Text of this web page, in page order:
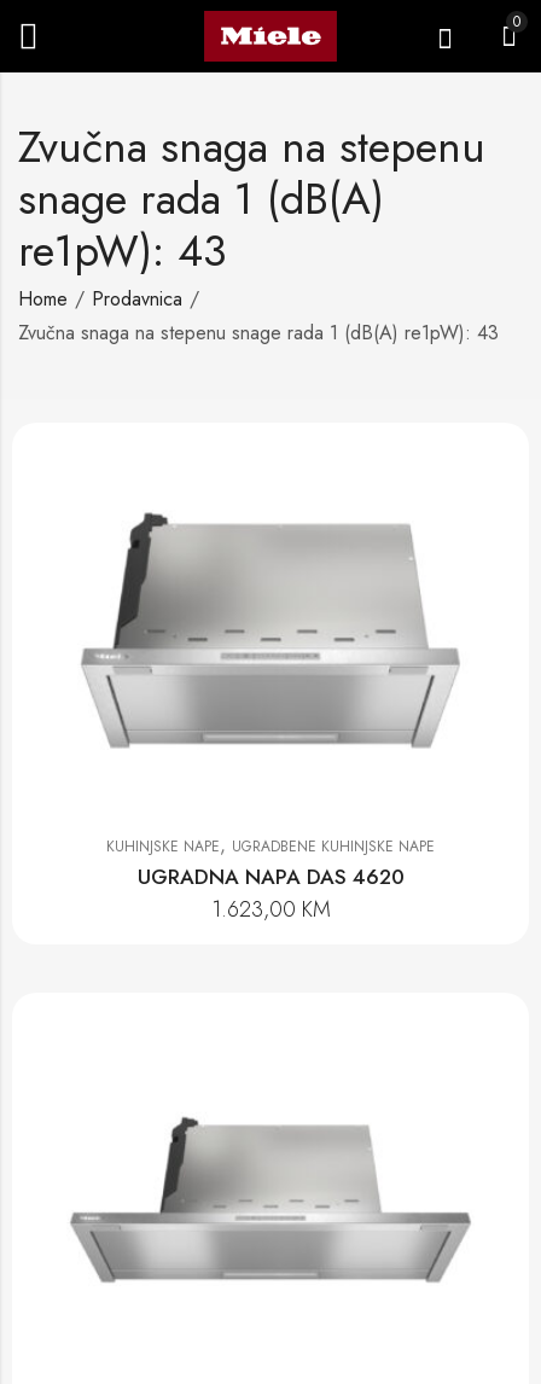
0
Zvučna snaga na stepenu
snage rada 1 (dB(A)
re1pW): 43
Home
Prodavnica
Zvučna snaga na stepenu snage rada 1 (dB(A) re1pW): 43
KUHINJSKE NAPE, UGRADBENE KUHINJSKE NAPE
UGRADNA NAPA DAS 4620
1.623,00 KM